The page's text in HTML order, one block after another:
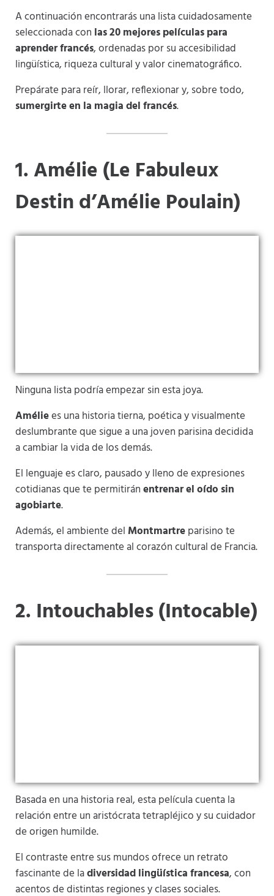
A continuación encontrarás una lista cuidadosamente
seleccionada con las 20 mejores películas para
aprender francés, ordenadas por su accesibilidad
lingüística, riqueza cultural y valor cinematográfico.
Prepárate para reír, llorar, reflexionar y, sobre todo,
sumergirte en la magia del francés.
1. Amélie (Le Fabuleux
Destin d’Amélie Poulain)
Ninguna lista podría empezar sin esta joya.
Améliees una historia tierna, poética y visualmente
deslumbrante que sigue a una joven parisina decidida
a cambiar la vida de los demás.
El lenguaje es claro, pausado y lleno de expresiones
cotidianas que te permitiránentrenar el oído sin
agobiarte.
Además, el ambiente del Montmartreparisino te
transporta directamente al corazón cultural de Francia.
2. Intouchables (Intocable)
Basada en una historia real, esta película cuenta la
relación entre un aristócrata tetrapléjico y su cuidador
de origen humilde.
El contraste entre sus mundos ofrece un retrato
fascinante de ladiversidad lingüística francesa, con
acentos de distintas regiones y clases sociales.